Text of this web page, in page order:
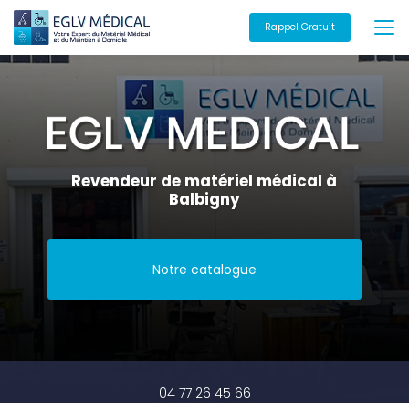
Aller
au
contenu
principal
Rappel Gratuit
Revendeur de matériel médical à
Balbigny
Notre catalogue
04 77 26 45 66